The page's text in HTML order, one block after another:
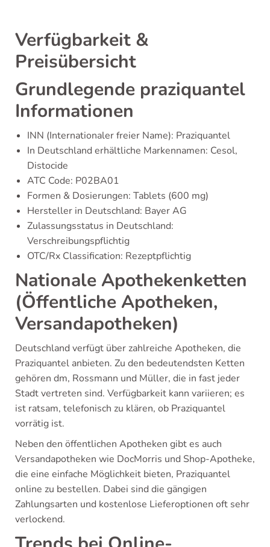
Verfügbarkeit &
Preisübersicht
Grundlegende praziquantel
Informationen
INN (Internationaler freier Name): Praziquantel
In Deutschland erhältliche Markennamen: Cesol,
Distocide
ATC Code: P02BA01
Formen & Dosierungen: Tablets (600 mg)
Hersteller in Deutschland: Bayer AG
Zulassungsstatus in Deutschland:
Verschreibungspflichtig
OTC/Rx Classification: Rezeptpflichtig
Nationale Apothekenketten
(Öffentliche Apotheken,
Versandapotheken)
Deutschland verfügt über zahlreiche Apotheken, die
Praziquantel anbieten. Zu den bedeutendsten Ketten
gehören dm, Rossmann und Müller, die in fast jeder
Stadt vertreten sind. Verfügbarkeit kann variieren; es
ist ratsam, telefonisch zu klären, ob Praziquantel
vorrätig ist.
Neben den öffentlichen Apotheken gibt es auch
Versandapotheken wie DocMorris und Shop-Apotheke,
die eine einfache Möglichkeit bieten, Praziquantel
online zu bestellen. Dabei sind die gängigen
Zahlungsarten und kostenlose Lieferoptionen oft sehr
verlockend.